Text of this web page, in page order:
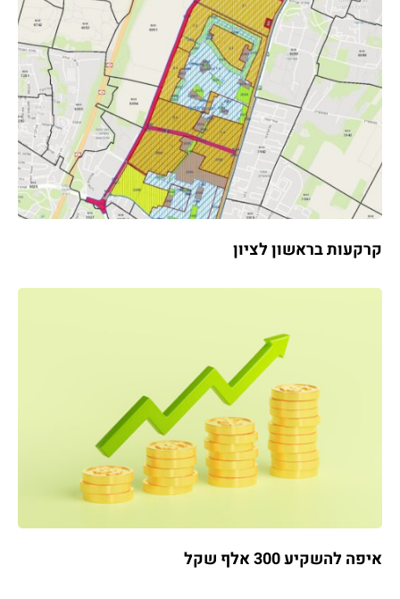
קרקעות בראשון לציון
איפה להשקיע 300 אלף שקל